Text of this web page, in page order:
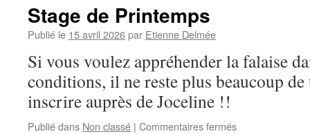
Stage de Printemps
Publié le 15 avril 2026par Etienne Delmée
Si vous voulez appréhender la falaise
conditions, il ne reste plus beaucoup
inscrire auprès de Joceline !!
Publié dans Non classé | Commentaires ferméssur